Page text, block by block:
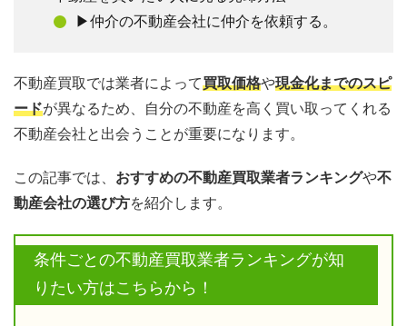
▶仲介の不動産会社に仲介を依頼する。
不動産買取では業者によって買取価格や現金化までのスピ
ードが異なるため、自分の不動産を高く買い取ってくれる
不動産会社と出会うことが重要になります。
この記事では、 おすすめの不動産買取業者ランキングや不
動産会社の選び方を紹介します。
条件ごとの不動産買取業者ランキングが知
りたい方はこちらから！